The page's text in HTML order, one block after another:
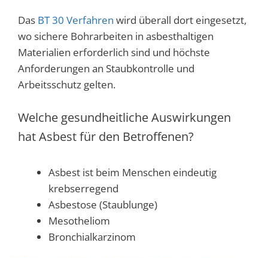
Das BT 30 Verfahren wird überall dort eingesetzt,
wo sichere Bohrarbeiten in asbesthaltigen
Materialien erforderlich sind und höchste
Anforderungen an Staubkontrolle und
Arbeitsschutz gelten.
Welche gesundheitliche Auswirkungen
hat Asbest für den Betroffenen?
Asbest ist beim Menschen eindeutig
krebserregend
Asbestose (Staublunge)
Mesotheliom
Bronchialkarzinom